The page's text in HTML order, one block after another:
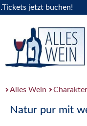
jetzt buchen!
Alles Wein Charakter
Natur pur mit